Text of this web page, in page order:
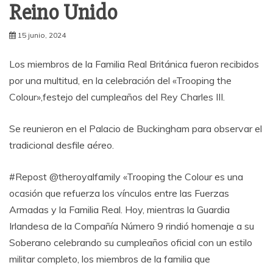
Reino Unido
15 junio, 2024
Los miembros de la Familia Real Británica fueron recibidos
por una multitud, en la celebración del «Trooping the
Colour»,festejo del cumpleaños del Rey Charles III.
Se reunieron en el Palacio de Buckingham para observar el
tradicional desfile aéreo.
#Repost @theroyalfamily «Trooping the Colour es una
ocasión que refuerza los vínculos entre las Fuerzas
Armadas y la Familia Real. Hoy, mientras la Guardia
Irlandesa de la Compañía Número 9 rindió homenaje a su
Soberano celebrando su cumpleaños oficial con un estilo
militar completo, los miembros de la familia que